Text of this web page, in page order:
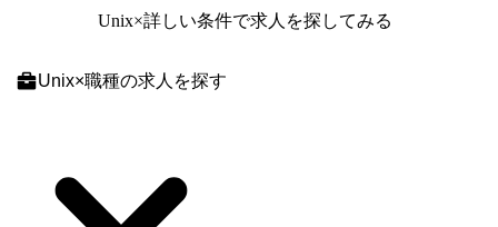
システム要件定義・設計(上流)SE ・システム実装・テスト(下流)PG ※ご
め、地元の大手企業でのプロジェクトを前提としています。
Unix×詳しい条件で求人を探してみる
Unix×職種の求人を探す